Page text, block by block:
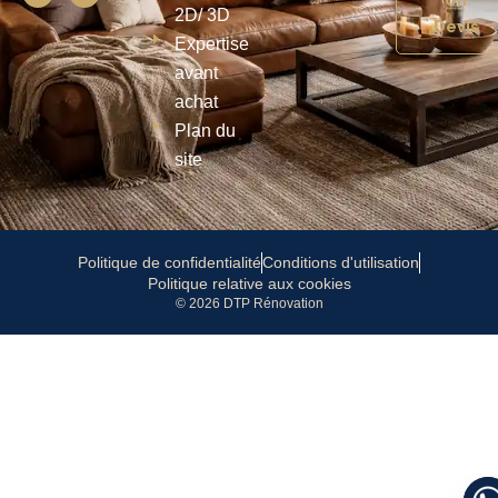
b
o
o
k
a
g
r
a
m
o
k
e
d
i
n
2D/ 3D
Expertise
avant
achat
Plan du
site
Devis
© 2026 DTP Rénovation
Politique de confidentialitéConditions d'utilisation
Politique relative aux cookies